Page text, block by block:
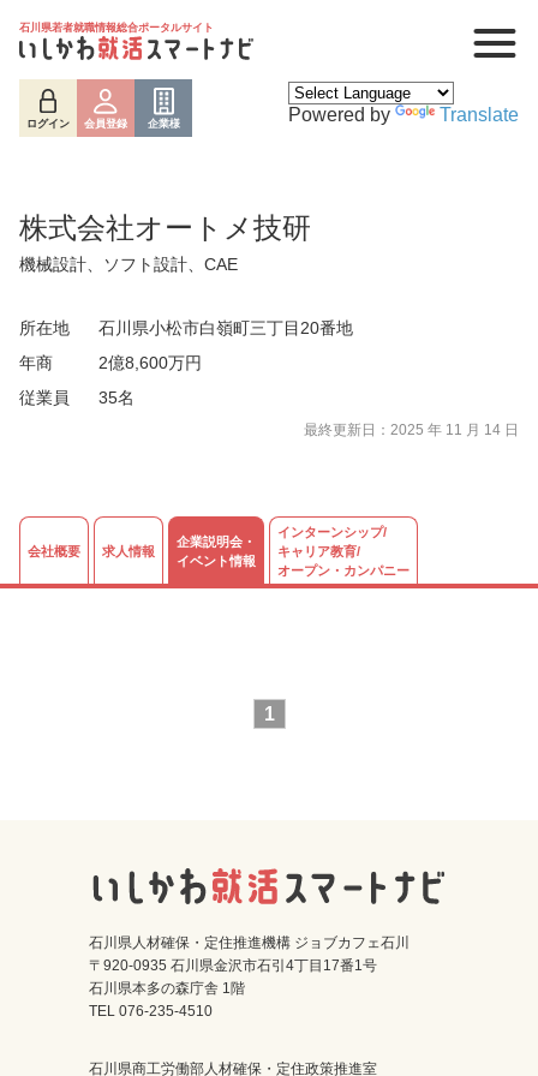
石川県若者就職情報総合ポータルサイト
ログイン 会員登録 企業様 Powered by Translate
株式会社オートメ技研
機械設計、ソフト設計、CAE
所在地
石川県小松市白嶺町三丁目20番地
年商
2億8,600万円
従業員
35名
最終更新日：2025 年 11 月 14 日
会社概要 求人情報
企業説明会・
イベント情報
インターンシップ/
キャリア教育/
オープン・カンパニー
1
石川県人材確保・定住推進機構 ジョブカフェ石川
〒920-0935 石川県金沢市石引4丁目17番1号
石川県本多の森庁舎 1階
TEL 076-235-4510
石川県商工労働部人材確保・定住政策推進室